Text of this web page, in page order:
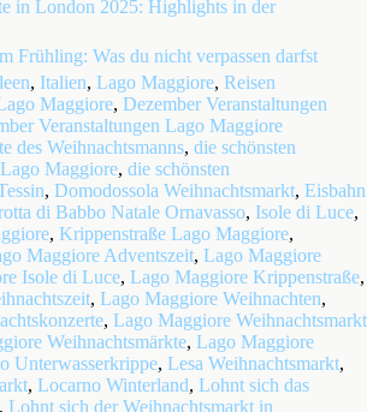
in London 2025: Highlights in der
Frühling: Was du nicht verpassen darfst
, Italien, Lago Maggiore, Reisen
Maggiore, Dezember Veranstaltungen
Veranstaltungen Lago Maggiore
des Weihnachtsmanns, die schönsten
Maggiore, die schönsten
, Domodossola Weihnachtsmarkt, Eisbahn
di Babbo Natale Ornavasso, Isole di Luce,
, Krippenstraße Lago Maggiore,
Maggiore Adventszeit, Lago Maggiore
Isole di Luce, Lago Maggiore Krippenstraße,
, Lago Maggiore Weihnachten,
, Lago Maggiore Weihnachtsmarkt
Weihnachtsmärkte, Lago Maggiore
Unterwasserkrippe, Lesa Weihnachtsmarkt,
, Locarno Winterland, Lohnt sich das
, Lohnt sich der Weihnachtsmarkt in